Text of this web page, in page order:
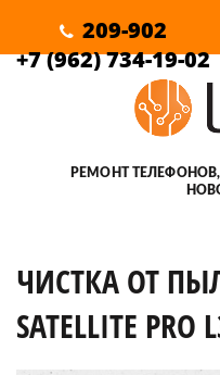
209-902
+7 (962) 734-19-02
РЕМОНТ
ЧИСТКА ОТ
SATELLITE PRO